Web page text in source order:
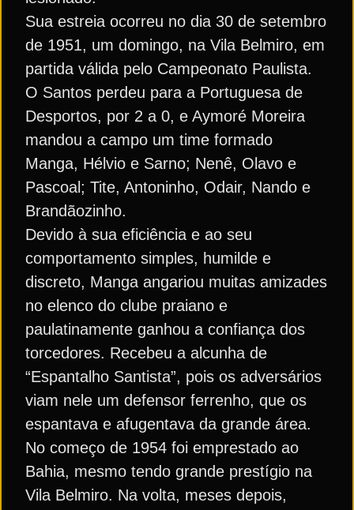
Sua estreia ocorreu no dia 30 de setembro
de 1951, um domingo, na Vila Belmiro, em
partida válida pelo Campeonato Paulista.
O Santos perdeu para a Portuguesa de
Desportos, por 2 a 0, e Aymoré Moreira
mandou a campo um time formado
Manga, Hélvio e Sarno; Nenê, Olavo e
Pascoal; Tite, Antoninho, Odair, Nando e
Brandãozinho.
Devido à sua eficiência e ao seu
comportamento simples, humilde e
discreto, Manga angariou muitas amizades
no elenco do clube praiano e
paulatinamente ganhou a confiança dos
torcedores. Recebeu a alcunha de
“Espantalho Santista”, pois os adversários
viam nele um defensor ferrenho, que os
espantava e afugentava da grande área.
No começo de 1954 foi emprestado ao
Bahia, mesmo tendo grande prestígio na
Vila Belmiro. Na volta, meses depois,